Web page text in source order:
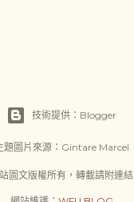
技術提供：Blogger
題圖片來源： Gintare Marcel
圖文版權所有，轉載請附連結